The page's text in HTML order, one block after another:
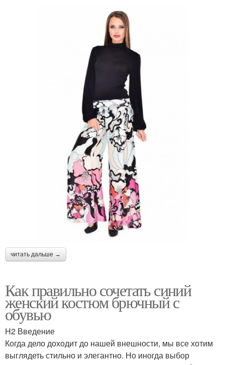
читать дальше →
Как правильно сочетать синий
женский костюм брючный с
обувью
H2 Введение
Когда дело доходит до нашей внешности, мы все хотим
выглядеть стильно и элегантно. Но иногда выбор